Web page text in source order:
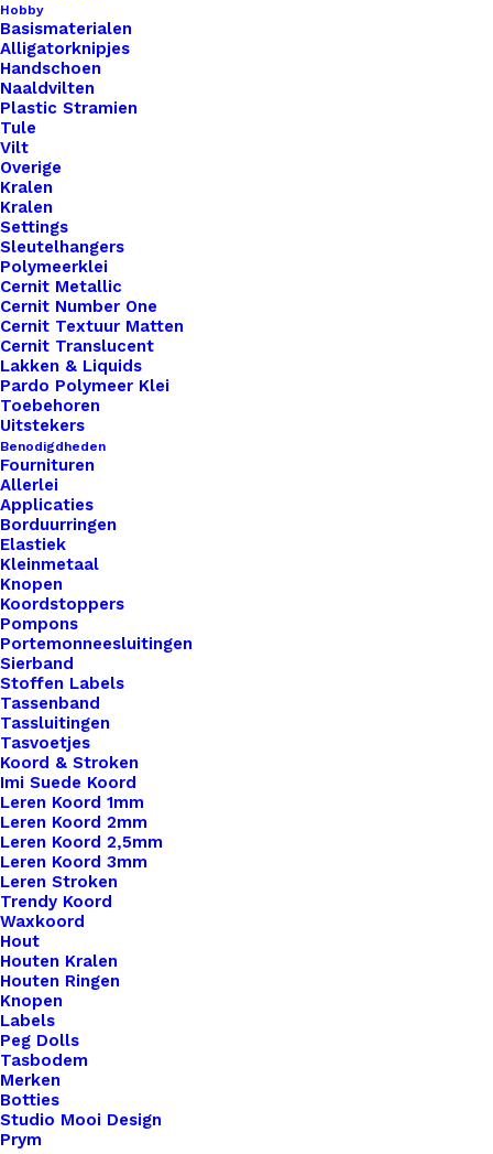
Hobby
Basismaterialen
Alligatorknipjes
Handschoen
Naaldvilten
Plastic Stramien
Tule
Vilt
Overige
Kralen
Kralen
Settings
Sleutelhangers
Polymeerklei
Cernit Metallic
Cernit Number One
Cernit Textuur Matten
Cernit Translucent
Lakken & Liquids
Pardo Polymeer Klei
Toebehoren
Uitstekers
Benodigdheden
Fournituren
Allerlei
Applicaties
Borduurringen
Elastiek
Kleinmetaal
Knopen
Koordstoppers
Pompons
Portemonneesluitingen
Sierband
Stoffen Labels
Tassenband
Tassluitingen
Tasvoetjes
Koord & Stroken
Imi Suede Koord
Leren Koord 1mm
Leren Koord 2mm
Leren Koord 2,5mm
Leren Koord 3mm
Leren Stroken
Trendy Koord
Waxkoord
Hout
Houten Kralen
Houten Ringen
Knopen
Labels
Peg Dolls
Tasbodem
Merken
Botties
Studio Mooi Design
Prym
Overzicht
Nog meer leuks!
€3,60